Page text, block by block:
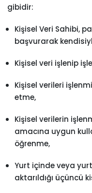
gibidir:
Kişisel Veri Sahibi,
başvurarak
Kişisel veri işlenip
Kişisel verileri
etme,
Kişisel verilerin
amacına uygun
öğrenme,
Yurt içinde veya
aktarıldığı üçüncü